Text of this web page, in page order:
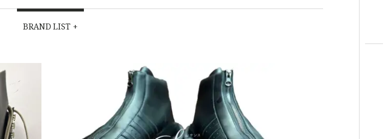
サン
MENS
HIGH
COLLECTI
ファッショ
ン・コレクシ
ョン）
BRAND LIST +